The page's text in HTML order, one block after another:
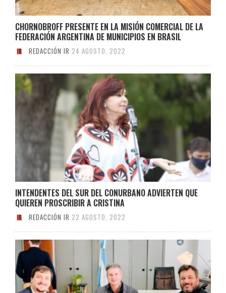
CHORNOBROFF PRESENTE EN LA MISIÓN COMERCIAL DE LA
FEDERACIÓN ARGENTINA DE MUNICIPIOS EN BRASIL
REDACCIÓN IR 24 AGOSTO, 2022
INTENDENTES DEL SUR DEL CONURBANO ADVIERTEN QUE
QUIEREN PROSCRIBIR A CRISTINA
REDACCIÓN IR 22 AGOSTO, 2022